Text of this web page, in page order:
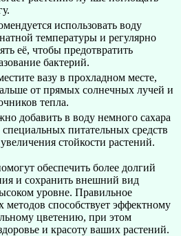
использовать воду
температуры и регулярно
её, чтобы предотвратить
бактерий.
вазу в прохладном месте,
от прямых солнечных лучей и
тепла.
добавить в воду немного сахара
питательных средств
стойкости растений.
обеспечить более долгий
и сохранить внешний вид
уровне. Правильное
методов способствует эффектному
цветению, при этом
и красоту ваших растений.